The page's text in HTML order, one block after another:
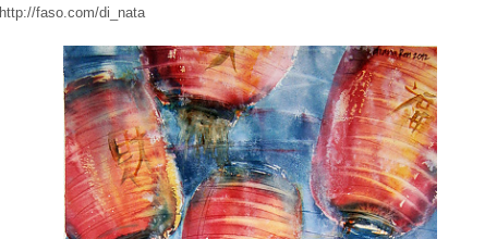
http://faso.com/di_nata